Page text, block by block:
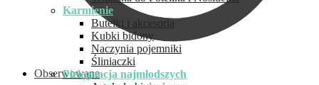
Obserwowane
Karmienie
Butelki i akcesoria
Kubki bidony
Naczynia pojemniki
Śliniaczki
Pielęgnacja najmłodszych